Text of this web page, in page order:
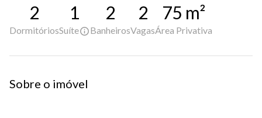
2
Dormitórios
1
Suíte
2
Banheiros
2
Vagas
75 m²
Área Privativa
Sobre o imóvel